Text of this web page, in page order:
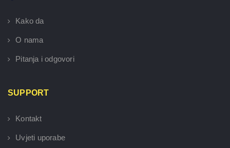
Kako da
O nama
Pitanja i odgovori
SUPPORT
Kontakt
Uvjeti uporabe